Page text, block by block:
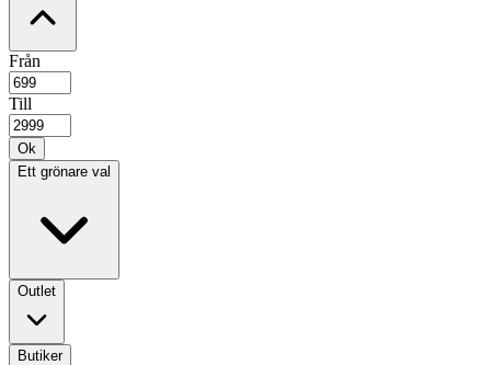
Från
Till
Ok
Ett grönare val
Outlet
Butiker